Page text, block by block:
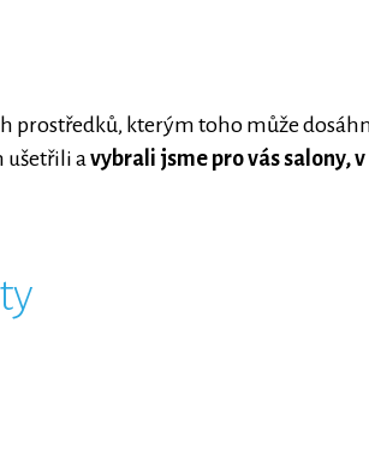
prostředků, kterým toho může
ušetřili avybrali jsme pro vás salony, v